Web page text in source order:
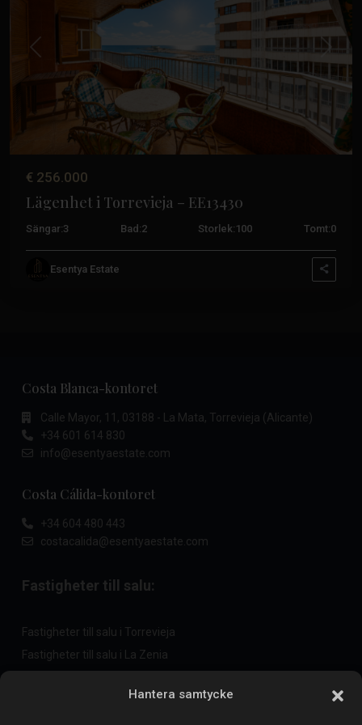
Hantera samtycke
Tidigare Nästa
€ 256.000
Lägenhet i Torrevieja – EE13430
Sängar:3 Bad:2 Storlek: 100 Tomt:0
Esentya Estate
Costa Blanca-kontoret
Calle Mayor, 11, 03188 - La Mata, Torrevieja (Alicante)
+34 601 614 830
info@esentyaestate.com
Costa Cálida-kontoret
+34 604 480 443
costacalida@esentyaestate.com
Fastigheter till salu:
Fastigheter till salu i Torrevieja
Fastigheter till salu i La Zenia